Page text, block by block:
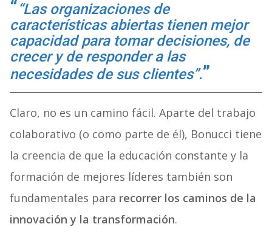
“Las organizaciones de
características abiertas tienen mejor
capacidad para tomar decisiones, de
crecer y de responder a las
necesidades de sus clientes”.
Claro, no es un camino fácil. Aparte del trabajo
colaborativo (o como parte de él), Bonucci tiene
la creencia de que la educación constante y la
formación de mejores líderes también son
fundamentales para recorrer los caminos de la
innovación y la transformación.